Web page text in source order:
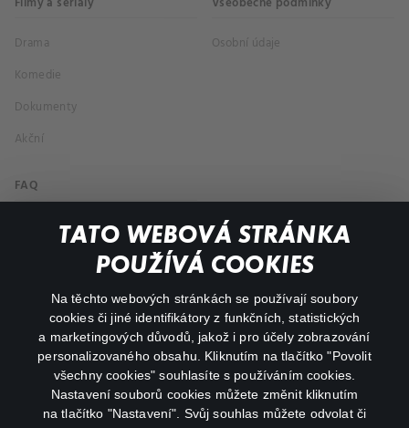
TATO WEBOVÁ STRÁNKA
POUŽÍVÁ COOKIES
Na těchto webových stránkách se používají soubory
cookies či jiné identifikátory z funkčních, statistických
a marketingových důvodů, jakož i pro účely zobrazování
personalizovaného obsahu. Kliknutím na tlačítko "Povolit
všechny cookies" souhlasíte s používáním cookies.
Nastavení souborů cookies můžete změnit kliknutím
na tlačítko "Nastavení". Svůj souhlas můžete odvolat či
Drama
Komedie
Dokumenty
Akční
Osobní údaje
FAQ
Můj účet
Důležité odkazy
facebookinstagram
youtube